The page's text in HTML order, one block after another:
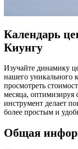
Календарь
Киунгу
Изучайте динамику
нашего уникального
просмотреть
месяца,
инструмент делает
более простым и
Общая